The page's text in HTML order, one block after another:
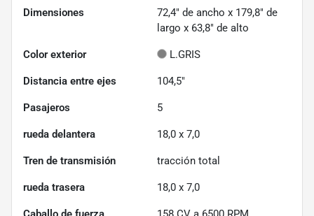
Dimensiones
72,4" de ancho x 179,8" de
largo x 63,8" de alto
Color exterior L.GRIS
Distancia entre ejes 104,5"
Pasajeros 5
rueda delantera 18,0 x 7,0
Tren de transmisión tracción total
rueda trasera 18,0 x 7,0